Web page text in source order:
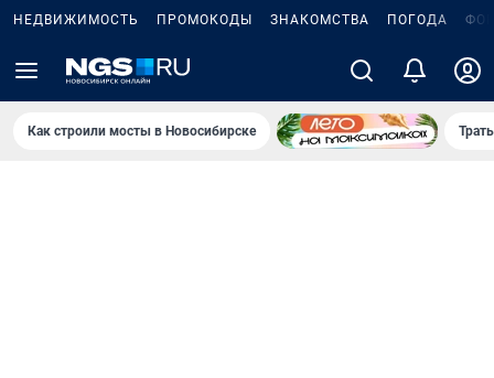
НЕДВИЖИМОСТЬ ПРОМОКОДЫ ЗНАКОМСТВА ПОГОДА
Как строили мосты в Новосибирске